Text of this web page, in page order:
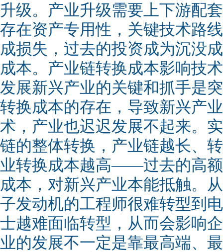
升级。产业升级需要上下游配
存在资产专用性，关键技术路
成损失，过去的投资成为沉没
成本。产业链转换成本影响技
发展新兴产业的关键和抓手是
转换成本的存在，导致新兴产
术，产业也迟迟发展不起来。
链的整体转换，产业链越长、
业转换成本越高——过去的高
成本，对新兴产业本能抵触。
子发动机的工程师很难转型到
士越难面临转型，从而会影响
业的发展不一定是靠最高端、